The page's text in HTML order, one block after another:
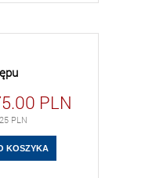
PLN
PLN